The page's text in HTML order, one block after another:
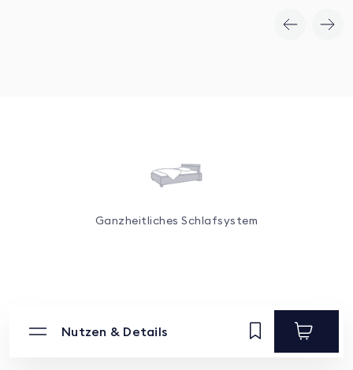
Ganzheitliches Schlafsystem
Nutzen & Details